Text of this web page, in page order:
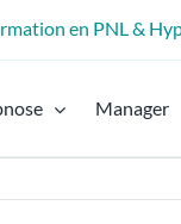
en PNL &
Manager